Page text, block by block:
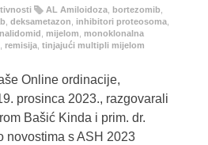
AL Amiloidoza bortezomib
deksametazon inhibitori proteosoma
mijelom
monoklonalna
remisija tinjajući multipli mijelom
Online ordinacije,
prosinca 2023., razgovarali
Bašić Kinda i prim. dr.
novostima s ASH 2023